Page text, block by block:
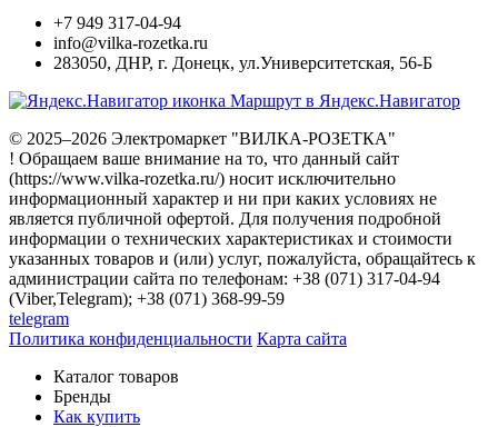
+7 949 317-04-94
info@vilka-rozetka.ru
283050, ДНР, г. Донецк, ул.Университетская, 56-Б
Маршрут в Яндекс.Навигатор
© 2025–2026 Электромаркет "ВИЛКА-РОЗЕТКА"
! Обращаем ваше внимание на то, что данный сайт
(https://www.vilka-rozetka.ru/) носит исключительно
информационный характер и ни при каких условиях не
является публичной офертой. Для получения подробной
информации о технических характеристиках и стоимости
указанных товаров и (или) услуг, пожалуйста, обращайтесь к
администрации сайта по телефонам: +38 (071) 317-04-94
(Viber,Telegram); +38 (071) 368-99-59
telegram
Политика конфиденциальности Карта сайта
Каталог товаров
Бренды
Как купить